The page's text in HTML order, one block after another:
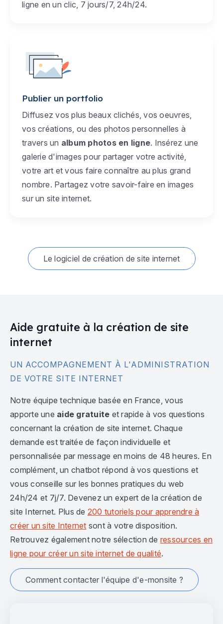
ligne en un clic, 7 jours/7, 24h/24.
Publier un portfolio
Diffusez vos plus beaux clichés, vos oeuvres,
vos créations, ou des photos personnelles à
travers un album photos en ligne. Insérez une
galerie d'images pour partager votre activité,
votre art et vous faire connaître au plus grand
nombre. Partagez votre savoir-faire en images
sur un site internet.
Le logiciel de création de site internet
Aide gratuite à la création de site
internet
UN ACCOMPAGNEMENT À L'ADMINISTRATION
DE VOTRE SITE INTERNET
Notre équipe technique basée en France, vous
apporte une aide gratuite et rapide à vos questions
concernant la création de site internet. Chaque
demande est traitée de façon individuelle et
personnalisée par message en moins de 48 heures. En
complément, un chatbot répond à vos questions et
vous conseille sur les bonnes pratiques du web
24h/24 et 7j/7. Devenez un expert de la création de
site Internet. Plus de 200 tutoriels pour apprendre à
créer un site Internet sont à votre disposition.
Retrouvez également notre sélection de ressources en
ligne pour créer un site internet de qualité.
Comment contacter l'équipe d'e-monsite ?